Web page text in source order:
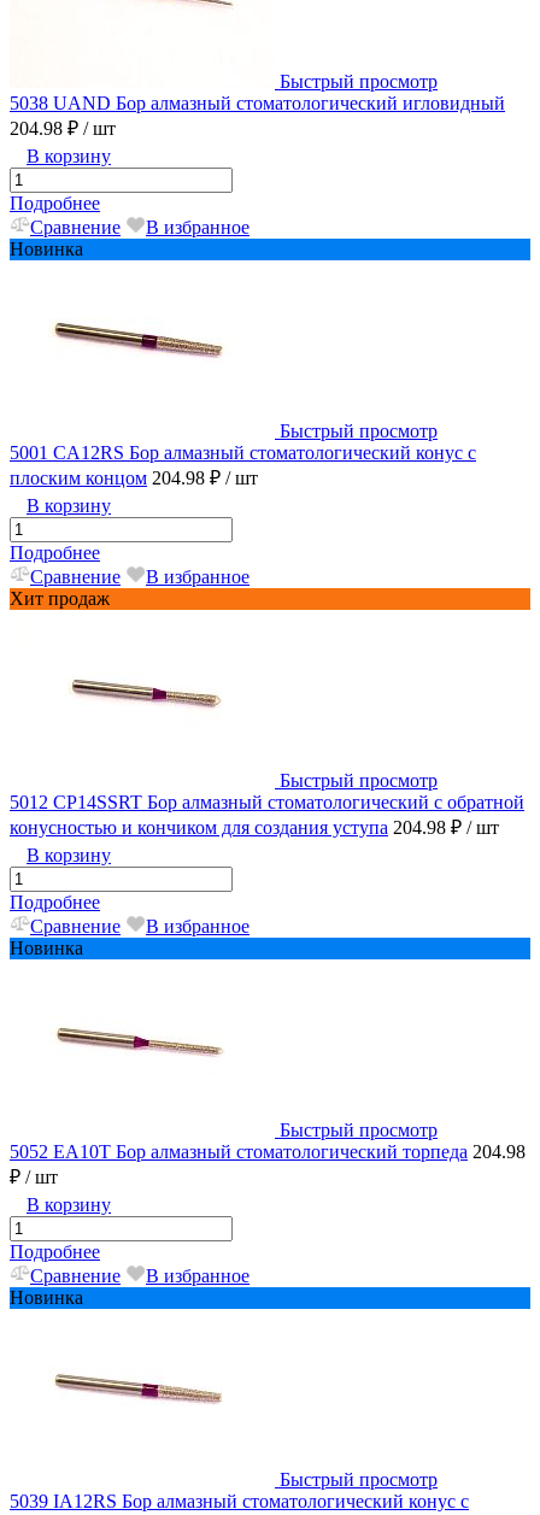
Быстрый просмотр
5038 UAND Бор алмазный стоматологический игловидный
204.98 ₽ / шт
В корзину
Подробнее
Сравнение
В избранное
Новинка
Быстрый просмотр
5001 CA12RS Бор алмазный стоматологический конус с
плоским концом 204.98 ₽ / шт
В корзину
Подробнее
Сравнение
В избранное
Хит продаж
Быстрый просмотр
5012 CP14SSRT Бор алмазный стоматологический с обратной
конусностью и кончиком для создания уступа 204.98 ₽ / шт
В корзину
Подробнее
Сравнение
В избранное
Новинка
Быстрый просмотр
5052 EA10T Бор алмазный стоматологический торпеда 204.98
₽ / шт
В корзину
Подробнее
Сравнение
В избранное
Новинка
Быстрый просмотр
5039 IA12RS Бор алмазный стоматологический конус с